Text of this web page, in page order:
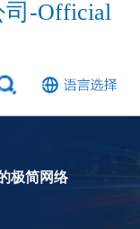
司-Official
极简网络